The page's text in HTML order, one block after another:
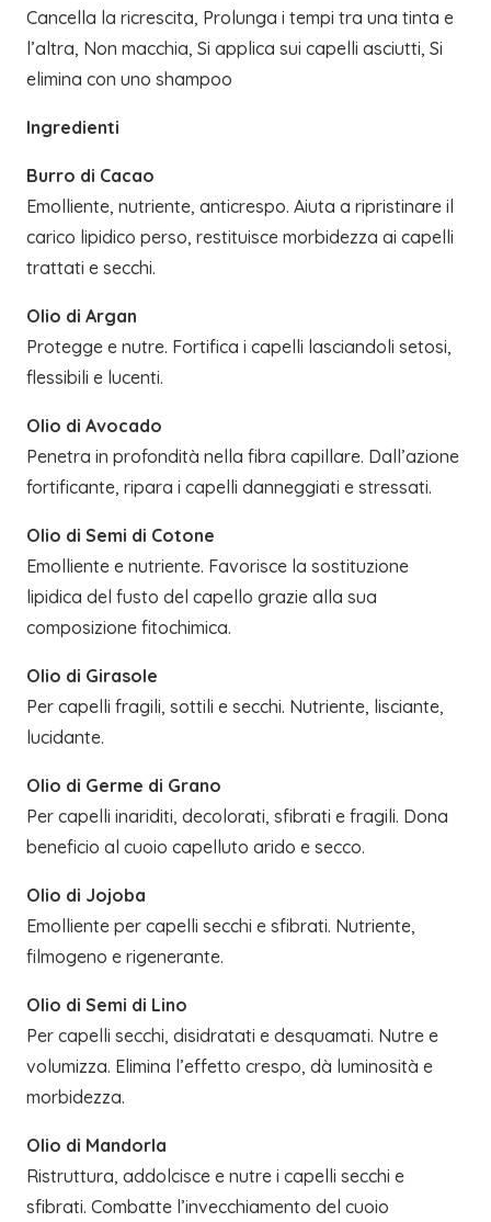
Cancella la ricrescita, Prolunga i tempi tra una tinta e
l’altra, Non macchia, Si applica sui capelli asciutti, Si
elimina con uno shampoo
Ingredienti
Burro di Cacao
Emolliente, nutriente, anticrespo. Aiuta a ripristinare il
carico lipidico perso, restituisce morbidezza ai capelli
trattati e secchi.
Olio di Argan
Protegge e nutre. Fortifica i capelli lasciandoli setosi,
flessibili e lucenti.
Olio di Avocado
Penetra in profondità nella fibra capillare. Dall’azione
fortificante, ripara i capelli danneggiati e stressati.
Olio di Semi di Cotone
Emolliente e nutriente. Favorisce la sostituzione
lipidica del fusto del capello grazie alla sua
composizione fitochimica.
Olio di Girasole
Per capelli fragili, sottili e secchi. Nutriente, lisciante,
lucidante.
Olio di Germe di Grano
Per capelli inariditi, decolorati, sfibrati e fragili. Dona
beneficio al cuoio capelluto arido e secco.
Olio di Jojoba
Emolliente per capelli secchi e sfibrati. Nutriente,
filmogeno e rigenerante.
Olio di Semi di Lino
Per capelli secchi, disidratati e desquamati. Nutre e
volumizza. Elimina l’effetto crespo, dà luminosità e
morbidezza.
Olio di Mandorla
Ristruttura, addolcisce e nutre i capelli secchi e
sfibrati. Combatte l’invecchiamento del cuoio